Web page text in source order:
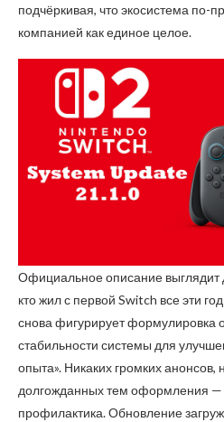
подчёркивая, что экосистема по-
компанией как единое целое.
Официальное описание выглядит
кто жил с первой Switch все эти
снова фигурирует
стабильности системы для
опыта». Никаких громких
долгожданных тем оформления —
профилактика. Обновление